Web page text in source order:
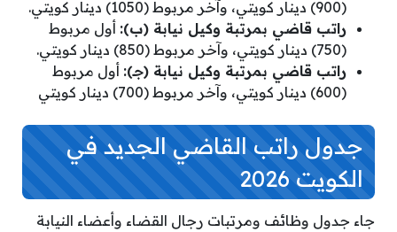
(900) دينار كويتي، وآخر مربوط (1050) دينار كويتي.
راتب قاضي بمرتبة وكيل نيابة (ب): أول مربوط
(750) دينار كويتي، وآخر مربوط (850) دينار كويتي.
راتب قاضي بمرتبة وكيل نيابة (جـ): أول مربوط
(600) دينار كويتي، وآخر مربوط (700) دينار كويتي
جدول راتب القاضي الجديد في
الكويت 2026
جاء جدول وظائف ومرتبات رجال القضاء وأعضاء النيابة